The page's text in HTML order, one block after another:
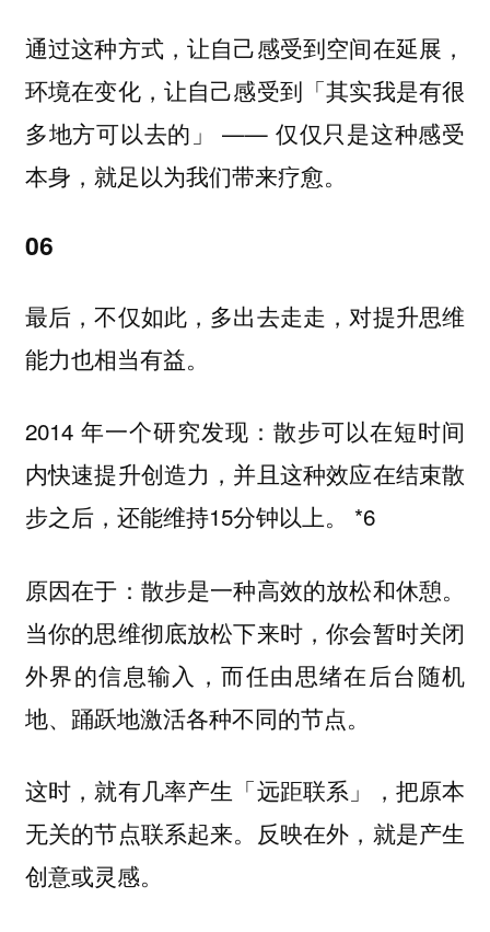
通过这种方式，让自己感受到空间在延展，
环境在变化，让自己感受到「其实我是有很
多地方可以去的」 —— 仅仅只是这种感受
本身，就足以为我们带来疗愈。
06
最后，不仅如此，多出去走走，对提升思维
能力也相当有益。
2014 年一个研究发现：散步可以在短时间
内快速提升创造力，并且这种效应在结束散
步之后，还能维持15分钟以上。 *6
原因在于：散步是一种高效的放松和休憩。
当你的思维彻底放松下来时，你会暂时关闭
外界的信息输入，而任由思绪在后台随机
地、踊跃地激活各种不同的节点。
这时，就有几率产生「远距联系」，把原本
无关的节点联系起来。反映在外，就是产生
创意或灵感。